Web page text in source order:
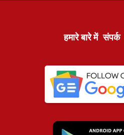
हमारे बारे में संपर्क